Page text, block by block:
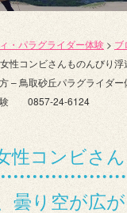
・パラグライダー体験 > ブ
性コンビさんものんびり
– 鳥取砂丘パラグライダ
験 0857-24-6124
性コンビさ
曇り空が広